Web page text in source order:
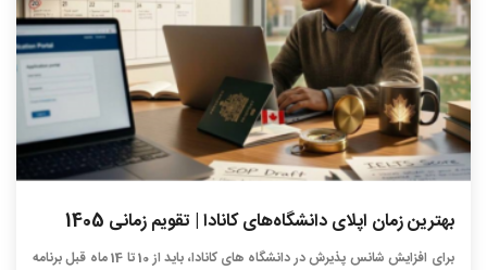
بهترین زمان اپلای دانشگاه‌های کانادا | تقویم زمانی 1405
برای افزایش شانس پذیرش در دانشگاه های کانادا، باید از 10 تا 14 ماه قبل برنامه